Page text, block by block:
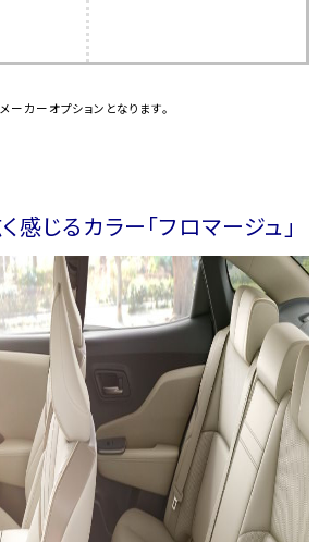
ーカーオプションとなります。
じるカラー「フロマージュ」